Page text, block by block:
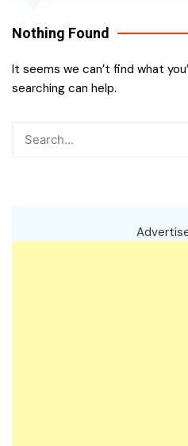
Nothing Found
It seems we can’t find what
searching can help.